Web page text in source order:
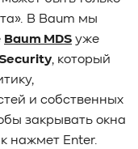
Direct
СХД
cache
#биты WCE
В Baum мы
Baum MDS уже
Security, который
и собственных
закрывать окна
нажмет Enter.